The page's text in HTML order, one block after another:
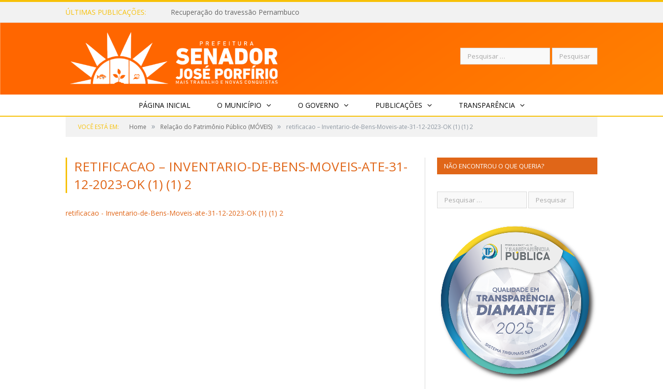
ÚLTIMAS PUBLICAÇÕES: Recuperação do travessão Pernambuco
Pesquisar
PÁGINA INICIAL O MUNICÍPIO O GOVERNO PUBLICAÇÕES TRANSPARÊNCIA
VOCÊ ESTÁ EM: Home » Relação do Patrimônio Público (MÓVEIS) » retificacao – Inventario-de-Bens-Moveis-ate-31-12-2023-OK (1) (1) 2
RETIFICACAO – INVENTARIO-DE-BENS-MOVEIS-ATE-31-
12-2023-OK (1) (1) 2
retificacao - Inventario-de-Bens-Moveis-ate-31-12-2023-OK (1) (1) 2
NÃO ENCONTROU O QUE QUERIA?